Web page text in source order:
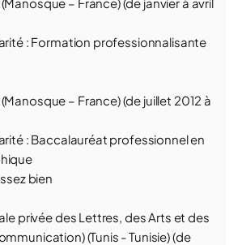
: Formation professionnalisante
– France) (de juillet 2012 à
: Baccalauréat professionnel en
bien
privée des Lettres, des Arts et des
(Tunis - Tunisie) (de